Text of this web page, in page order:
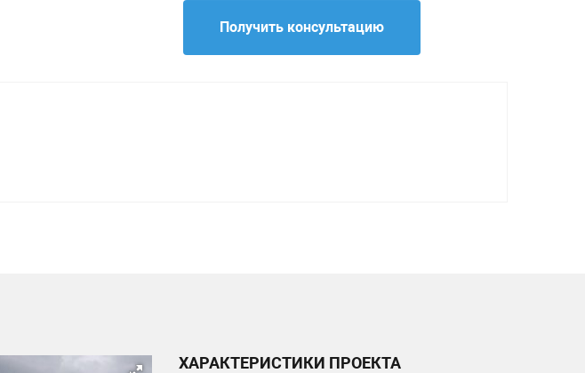
Получить консультацию
ХАРАКТЕРИСТИКИ ПРОЕКТА